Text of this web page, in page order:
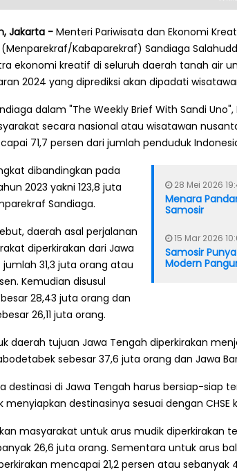
Jakarta - Menteri Pariwisata dan Ekonomi
Kabaparekraf) Sandiaga
ekonomi kreatif di seluruh daerah tanah air
2024 yang diprediksi akan dipadati
dalam "The Weekly Brief With Sandi
secara nasional atau wisatawan
71,7 persen dari jumlah penduduk
28 Mei 2026
Menara
Samosir
15 Mar 2026
Samosir
Modern
dibandingkan pada
2023 yakni 123,8 juta
Sandiaga.
daerah asal perjalanan
diperkirakan dari Jawa
31,3 juta orang atau
Kemudian disusul
28,43 juta orang dan
26,11 juta orang.
daerah tujuan Jawa Tengah diperkirakan
sebesar 37,6 juta orang dan Jawa
destinasi di Jawa Tengah harus bersiap-siap
menyiapkan destinasinya sesuai dengan CHSE
masyarakat untuk arus mudik diperkirakan
26,6 juta orang. Sementara untuk arus
mencapai 21,2 persen atau sebanyak